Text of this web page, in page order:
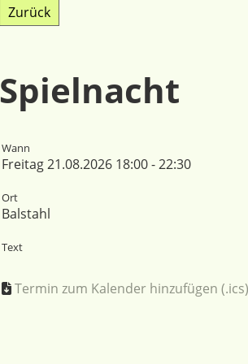
Zurück
Spielnacht
Wann
Freitag 21.08.2026 18:00 - 22:30
Ort
Balstahl
Text
Termin zum Kalender hinzufügen (.ics)